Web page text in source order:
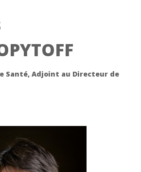
Santé, Adjoint au Directeur de